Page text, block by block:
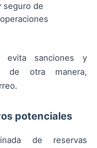
seguro de
evita sanciones y
de otra manera,
potenciales
de reservas